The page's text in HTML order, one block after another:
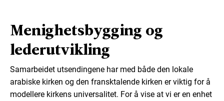
Menighetsbygging og
lederutvikling
Samarbeidet utsendingene har med både den lokale
arabiske kirken og den fransktalende kirken er viktig for å
modellere kirkens universalitet. For å vise at vi er en enhet